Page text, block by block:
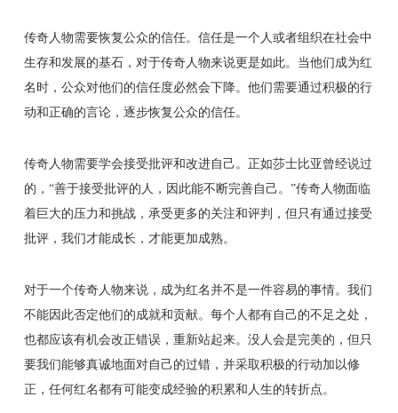
传奇人物需要恢复公众的信任。信任是一个人或者组织在社会中
生存和发展的基石，对于传奇人物来说更是如此。当他们成为红
名时，公众对他们的信任度必然会下降。他们需要通过积极的行
动和正确的言论，逐步恢复公众的信任。
传奇人物需要学会接受批评和改进自己。正如莎士比亚曾经说过
的，“善于接受批评的人，因此能不断完善自己。”传奇人物面临
着巨大的压力和挑战，承受更多的关注和评判，但只有通过接受
批评，我们才能成长，才能更加成熟。
对于一个传奇人物来说，成为红名并不是一件容易的事情。我们
不能因此否定他们的成就和贡献。每个人都有自己的不足之处，
也都应该有机会改正错误，重新站起来。没人会是完美的，但只
要我们能够真诚地面对自己的过错，并采取积极的行动加以修
正，任何红名都有可能变成经验的积累和人生的转折点。